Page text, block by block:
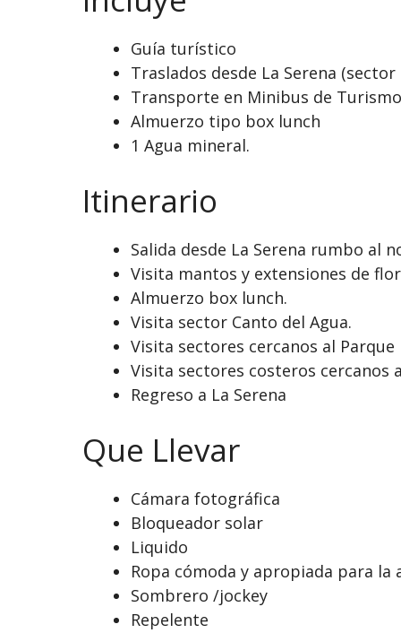
Guía turístico
Traslados desde La Serena
Transporte en Minibus de
Almuerzo tipo box lunch
1 Agua mineral.
Itinerario
Salida desde La Serena rumbo al
Visita mantos y extensiones de
Almuerzo box lunch.
Visita sector Canto del Agua.
Visita sectores cercanos al Parque
Visita sectores costeros cercanos
Regreso a La Serena
Que Llevar
Cámara fotográfica
Bloqueador solar
Liquido
Ropa cómoda y apropiada para la
Sombrero /jockey
Repelente